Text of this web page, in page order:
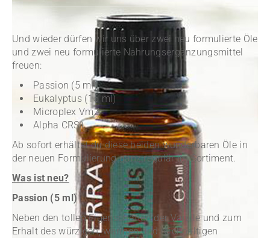
Und wieder dürfen wir uns über zwei neu formulierte Öle
und zwei neu formulierte Nahrungsergänzungsmittel
freuen:
Passion (5 ml)
Eukalyptus (15 ml)
Microplex VmZ
Alpha CRS+
Ab sofort erhältst du diese beiden wunderbaren Öle in
der neuen Formulierung ganz regulär im Sortiment.
Was ist neu?
Passion (5 ml)
Neben den tollen Eigenschaften der Vanille und zum
Erhalt des würzigen, warmen und reichhaltigen